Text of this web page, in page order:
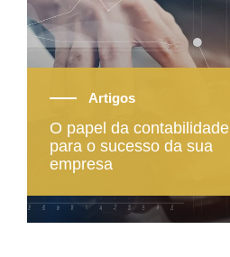
Artigos
O papel da contabilidade
para o sucesso da sua
empresa